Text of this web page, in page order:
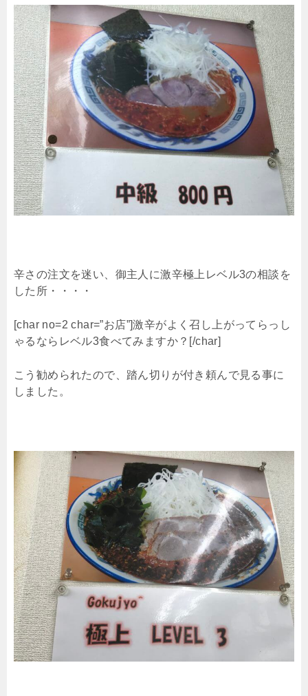
辛さの注文を迷い、御主人に激辛極上レベル3の相談を
した所・・・・
[char no=2 char=”お店”]激辛がよく召し上がってらっし
ゃるならレベル3食べてみますか？[/char]
こう勧められたので、踏ん切りが付き頼んで見る事に
しました。